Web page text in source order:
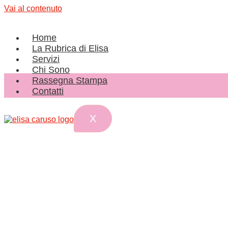
Vai al contenuto
Home
La Rubrica di Elisa
Servizi
Chi Sono
Rassegna Stampa
Contatti
X